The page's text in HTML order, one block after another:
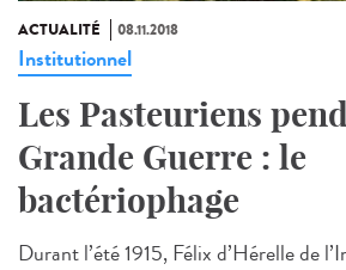
ACTUALITÉ 08.11.2018
Institutionnel
Les Pasteuriens
Grande Guerre : le
bactériophage
Durant l’été 1915, Félix d’Hérelle de